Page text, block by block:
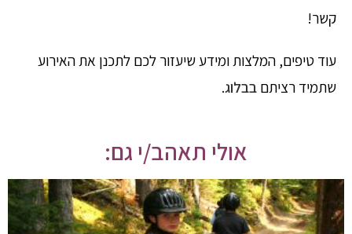
קשר!
עוד טיפים, המלצות ומידע שיעזור לכם לתכנן את האירוע
שתמיד רציתם בבלוג.
אולי תאהב/י גם: